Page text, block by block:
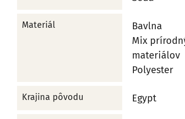
Materiál
Bavlna
Mix
materiálov
Polyester
Krajina pôvodu Egypt